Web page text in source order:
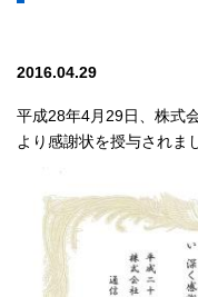
2016.04.29
平成28年4月29日、株式
より感謝状を授与されま